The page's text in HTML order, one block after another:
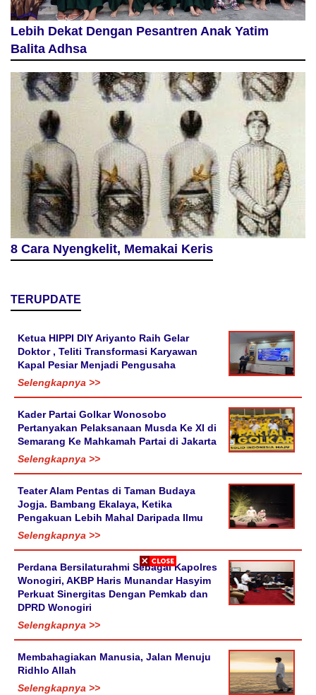
Lebih Dekat Dengan Pesantren Anak Yatim
Balita Adhsa
8 Cara Nyengkelit, Memakai Keris
TERUPDATE
Ketua HIPPI DIY Ariyanto Raih Gelar
Doktor , Teliti Transformasi Karyawan
Kapal Pesiar Menjadi Pengusaha
Selengkapnya >>
Kader Partai Golkar Wonosobo
Pertanyakan Pelaksanaan Musda Ke XI di
Semarang Ke Mahkamah Partai di Jakarta
Selengkapnya >>
Teater Alam Pentas di Taman Budaya
Jogja. Bambang Ekalaya, Ketika
Pengakuan Lebih Mahal Daripada Ilmu
Selengkapnya >>
Perdana Bersilaturahmi Sebagai Kapolres
Wonogiri, AKBP Haris Munandar Hasyim
Perkuat Sinergitas Dengan Pemkab dan
DPRD Wonogiri
Selengkapnya >>
Membahagiakan Manusia, Jalan Menuju
Ridhlo Allah
Selengkapnya >>